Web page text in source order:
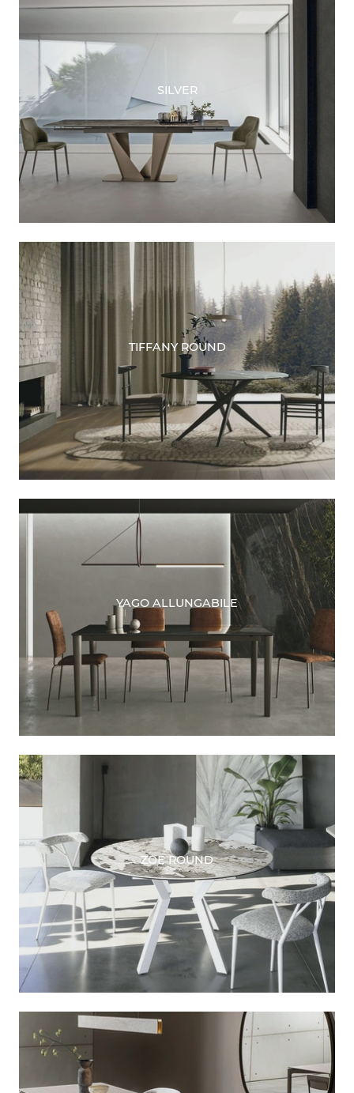
SILVER
TIFFANY ROUND
YAGO ALLUNGABILE
ZOE ROUND